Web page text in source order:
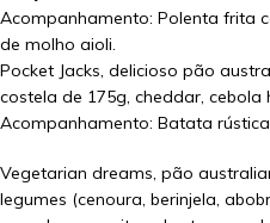
Acompanhamento: Polenta frita
de molho aioli.
Pocket Jacks, delicioso pão
costela de 175g, cheddar, cebola
Acompanhamento: Batata
Vegetarian dreams, pão
legumes (cenoura, berinjela,